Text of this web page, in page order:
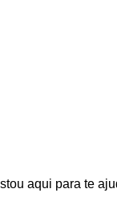
aqui para te